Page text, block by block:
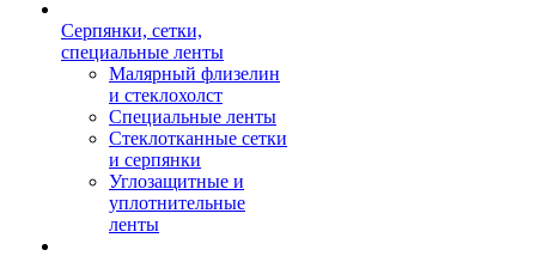
Серпянки, сетки,
специальные ленты
Малярный флизелин
и стеклохолст
Специальные ленты
Стеклотканные сетки
и серпянки
Углозащитные и
уплотнительные
ленты